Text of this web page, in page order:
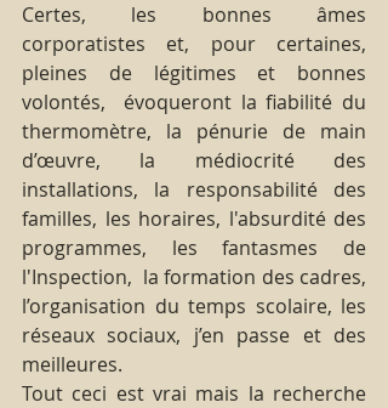
Certes, les bonnes âmes
corporatistes et, pour certaines,
pleines de légitimes et bonnes
volontés,  évoqueront la fiabilité du
thermomètre, la pénurie de main
d’œuvre, la médiocrité des
installations, la responsabilité des
familles, les horaires, l'absurdité des
programmes, les fantasmes de
l'Inspection,  la formation des cadres,
l’organisation du temps scolaire, les
réseaux sociaux, j’en passe et des
meilleures.
Tout ceci est vrai mais la recherche